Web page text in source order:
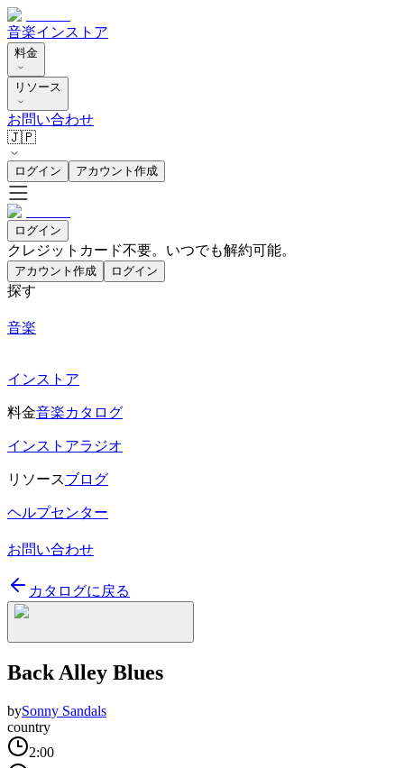
音楽インストア
料金
リソース
お問い合わせ
🇯🇵
ログイン アカウント作成
ログイン
クレジットカード不要。いつでも解約可能。
アカウント作成 ログイン
探す
音楽
インストア
料金音楽カタログ
インストアラジオ
リソースブログ
ヘルプセンター
お問い合わせ
カタログに戻る
Back Alley Blues
bySonny Sandals
country
2:00